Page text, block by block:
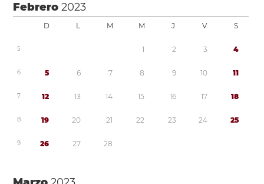
Febrero2023
D L M M J V S
5 1 2 3 4
6 5 6 7 8 9 10 11
7 12 13 14 15 16 17 18
8 19 20 21 22 23 24 25
9 26 27 28